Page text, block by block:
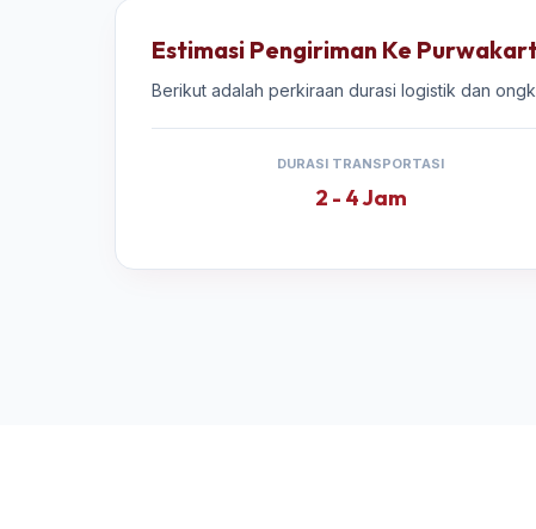
Estimasi Pengiriman Ke
Berikut adalah perkiraan durasi logistik dan
DURASI TRANSPORTASI
2 - 4 Jam